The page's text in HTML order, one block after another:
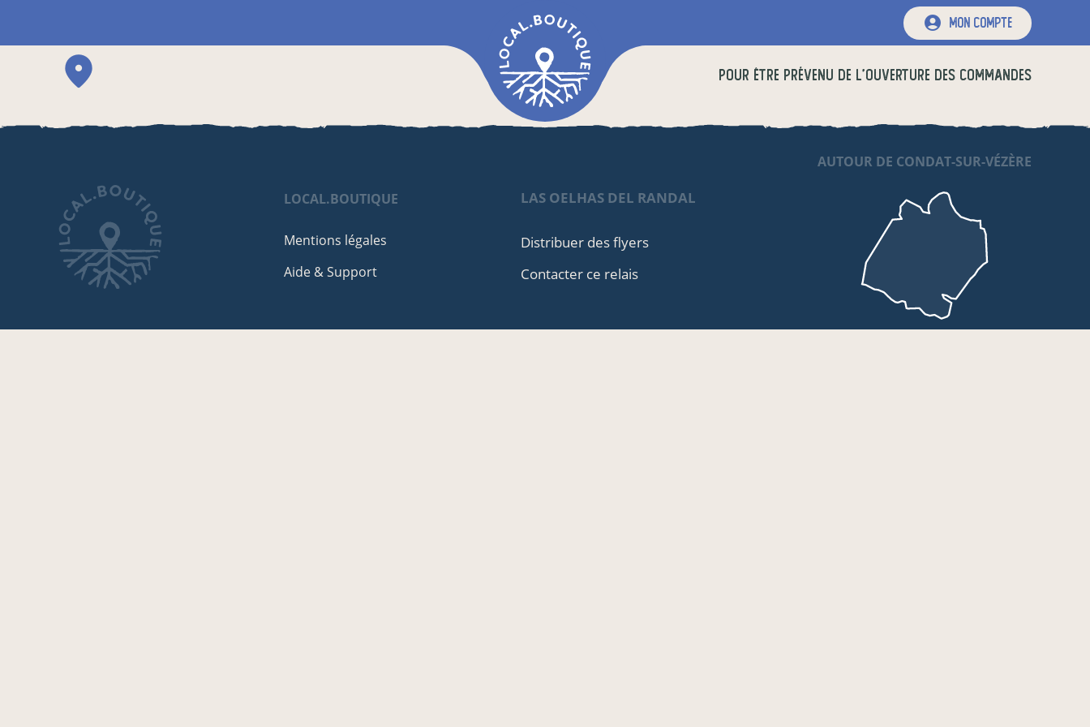
mon compte
POUR ÊTRE PRÉVENU DE L'OUVERTURE DES COMMANDES
LOCAL.BOUTIQUE
Mentions légales
Aide & Support
LAS OELHAS DEL RANDAL
Distribuer des flyers
Contacter ce relais
AUTOUR DE CONDAT-SUR-VÉZÈRE